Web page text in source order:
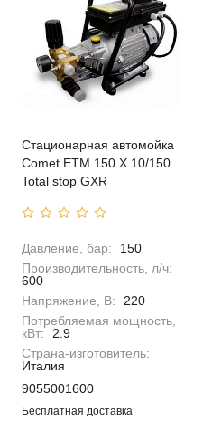
Стационарная автомойка
Comet ETM 150 X 10/150
Total stop GXR
Давление, бар:
150
Производительность, л/ч:
600
Напряжение, В:
220
Потребляемая мощность,
кВт:
2.9
Страна-изготовитель:
Италия
9055001600
Бесплатная доставка